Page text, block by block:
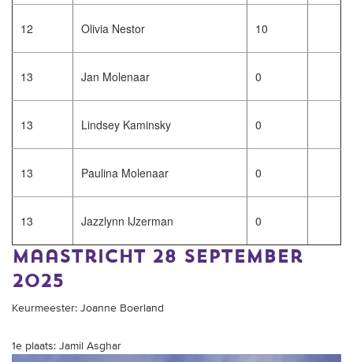
12 Olivia Nestor 10
13 Jan Molenaar 0
13 Lindsey Kaminsky 0
13 Paulina Molenaar 0
13 Jazzlynn IJzerman 0
Maastricht 28 september
2025
Keurmeester: Joanne Boerland
1e plaats: Jamil Asghar